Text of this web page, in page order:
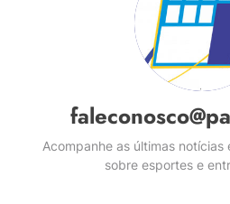
Acompanhe as últimas
sobre esportes e